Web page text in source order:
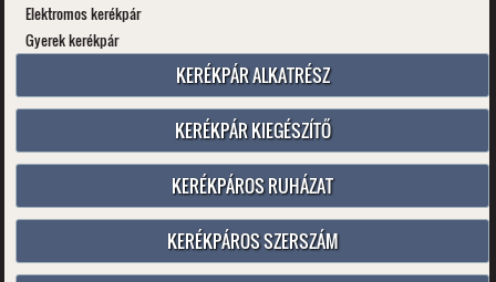
Elektromos kerékpár
Gyerek kerékpár
KERÉKPÁR ALKATRÉSZ
KERÉKPÁR KIEGÉSZÍTŐ
KERÉKPÁROS RUHÁZAT
KERÉKPÁROS SZERSZÁM